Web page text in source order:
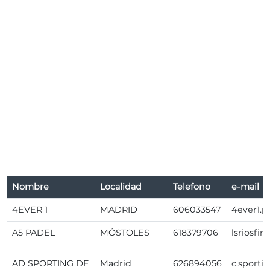
Nombre Localidad Telefono e-mail
4EVER 1 MADRID 606033547
A5 PADEL MÓSTOLES 618379706
AD SPORTING DE
Madrid 626894056